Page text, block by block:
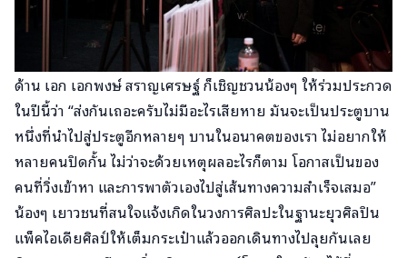
ด้าน เอก เอกพงษ์ สราญเศรษฐ์ ก็เชิญชวนน้องๆ ให้ร่วมประกวด
ในปีนี้ว่า “ส่งกันเถอะครับไม่มีอะไรเสียหาย มันจะเป็นประตูบาน
หนึ่งที่นำไปสู่ประตูอีกหลายๆ บานในอนาคตของเรา ไม่อยากให้
หลายคนปิดกั้น ไม่ว่าจะด้วยเหตุผลอะไรก็ตาม โอกาสเป็นของ
คนที่วิ่งเข้าหา และการพาตัวเองไปสู่เส้นทางความสำเร็จเสมอ”
น้องๆ เยาวชนที่สนใจแจ้งเกิดในวงการศิลปะในฐานะยุวศิลปิน
แพ็คไอเดียศิลป์ให้เต็มกระเป๋าแล้วออกเดินทางไปลุยกันเลย